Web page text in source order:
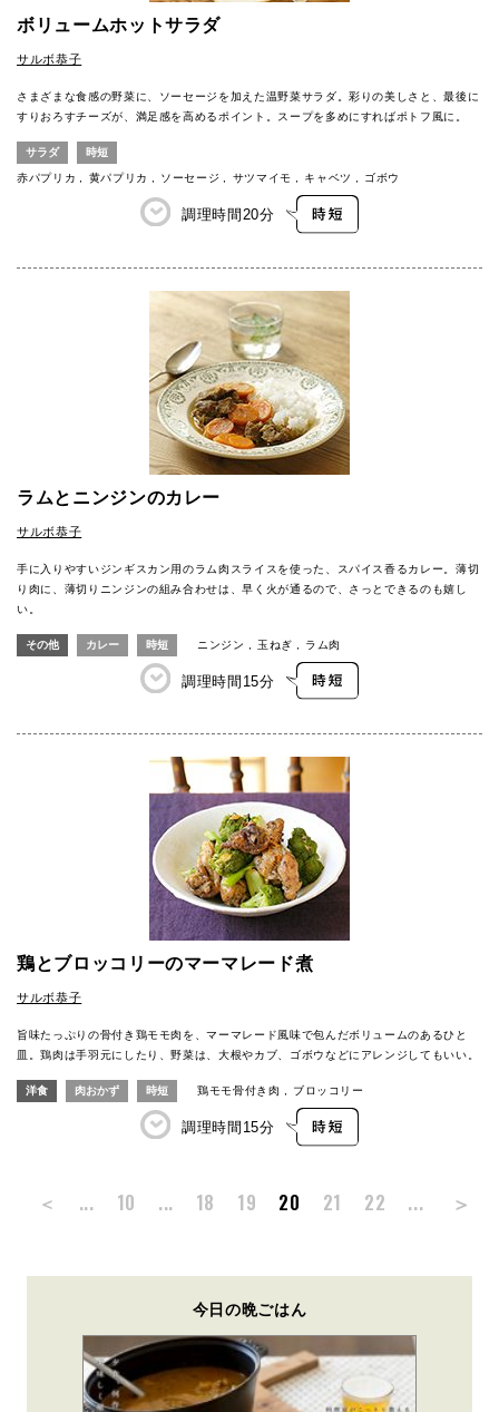
ボリュームホットサラダ
サルボ恭子
さまざまな食感の野菜に、ソーセージを加えた温野菜サラダ。彩りの美しさと、最後に
すりおろすチーズが、満足感を高めるポイント。スープを多めにすればポトフ風に。
サラダ 時短
赤パプリカ 黄パプリカ ソーセージ サツマイモ キャベツ ゴボウ
調理時間 20分
ラムとニンジンのカレー
サルボ恭子
手に入りやすいジンギスカン用のラム肉スライスを使った、スパイス香るカレー。薄切
り肉に、薄切りニンジンの組み合わせは、早く火が通るので、さっとできるのも嬉し
い。
その他 カレー 時短 ニンジン 玉ねぎ ラム肉
調理時間 15分
鶏とブロッコリーのマーマレード煮
サルボ恭子
旨味たっぷりの骨付き鶏モモ肉を、マーマレード風味で包んだボリュームのあるひと
皿。鶏肉は手羽元にしたり、野菜は、大根やカブ、ゴボウなどにアレンジしてもいい。
洋食 肉おかず 時短 鶏モモ骨付き肉 ブロッコリー
調理時間 15分
＜ ... 10 ... 18 19 20 21 22 ... ＞
今日の晩ごはん